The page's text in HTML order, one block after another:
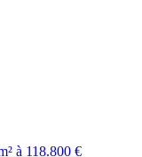
à 118.800 €